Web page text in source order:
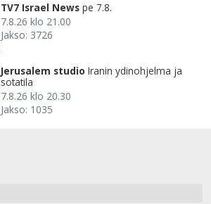
TV7 Israel News pe 7.8.
7.8.26 klo 21.00
Jakso: 3726
Jerusalem studio Iranin ydinohjelma ja
sotatila
7.8.26 klo 20.30
Jakso: 1035